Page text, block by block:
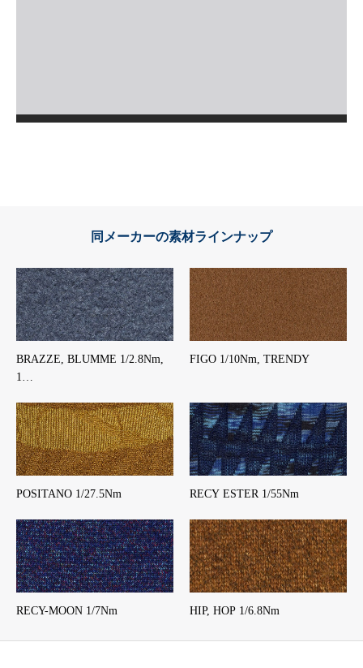
同メーカーの素材ラインナップ
BRAZZE, BLUMME 1/2.8Nm,
1…
FIGO 1/10Nm, TRENDY
POSITANO 1/27.5Nm RECY ESTER 1/55Nm
RECY-MOON 1/7Nm HIP, HOP 1/6.8Nm